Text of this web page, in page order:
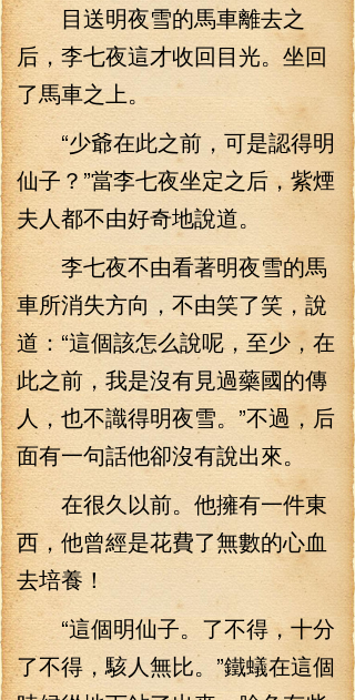
目送明夜雪的馬車離去之
后，李七夜這才收回目光。坐回
了馬車之上。
“少爺在此之前，可是認得明
仙子？”當李七夜坐定之后，紫煙
夫人都不由好奇地說道。
李七夜不由看著明夜雪的馬
車所消失方向，不由笑了笑，說
道：“這個該怎么說呢，至少，在
此之前，我是沒有見過藥國的傳
人，也不識得明夜雪。”不過，后
面有一句話他卻沒有說出來。
在很久以前。他擁有一件東
西，他曾經是花費了無數的心血
去培養！
“這個明仙子。了不得，十分
了不得，駭人無比。”鐵蟻在這個